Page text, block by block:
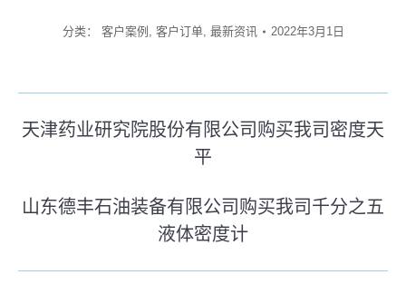
分类： 客户案例 , 客户订单, 最新资讯 2022年3月1日
导
历
的
文
天津药业研究院股份有限公司购买我司密度天
平
未
山东德丰石油装备有限公司购买我司千分之五
液体密度计